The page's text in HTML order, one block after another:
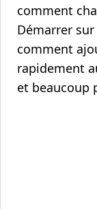
comment
Démarrer
comment
rapidement
et beaucoup